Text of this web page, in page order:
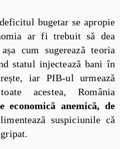
bugetar se apropie
ar fi trebuit să dea
cum sugerează teoria
statul injectează bani în
iar PIB-ul urmează
acestea, România
economică anemică, de
suspiciunile că